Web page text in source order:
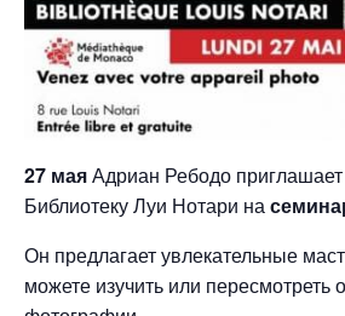
27 маяАдриан Ребодо
Библиотеку Луи Нотари на
Он предлагает увлекательные
можете изучить или